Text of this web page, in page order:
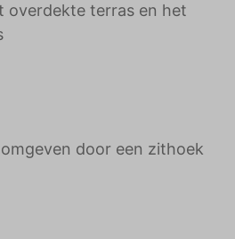
overdekte terras en het
door een zithoek